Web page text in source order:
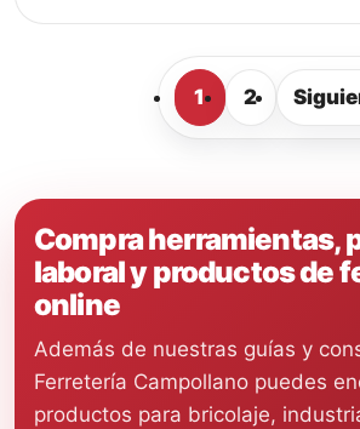
1 2
Compra herramientas,
laboral y productos de
online
Además de nuestras guías y
Ferretería Campollano puedes
productos para bricolaje,